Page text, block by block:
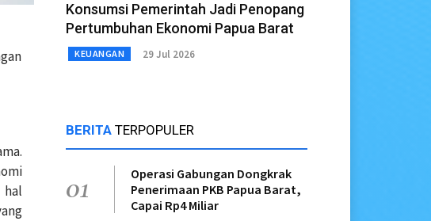
hal
Konsumsi Pemerintah Jadi Penopang
Pertumbuhan Ekonomi Papua Barat
KEUANGAN 29 Jul 2026
BERITA TERPOPULER
01
Operasi Gabungan Dongkrak
Penerimaan PKB Papua Barat,
Capai Rp4 Miliar